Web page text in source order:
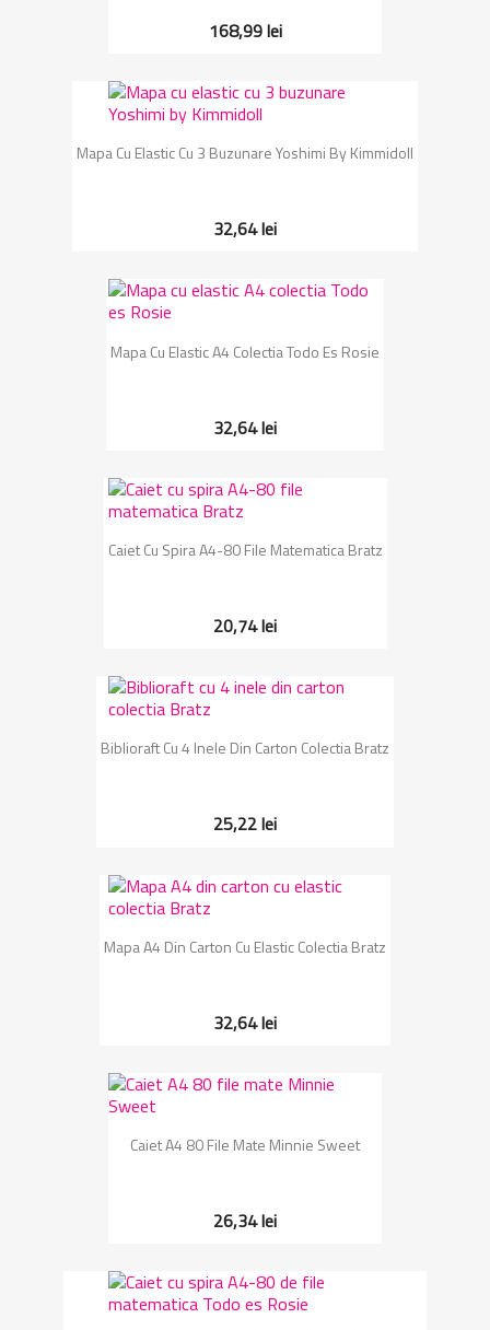
168,99 lei
Mapa Cu Elastic Cu 3 Buzunare Yoshimi By Kimmidoll
32,64 lei
Mapa Cu Elastic A4 Colectia Todo Es Rosie
32,64 lei
Caiet Cu Spira A4-80 File Matematica Bratz
20,74 lei
Biblioraft Cu 4 Inele Din Carton Colectia Bratz
25,22 lei
Mapa A4 Din Carton Cu Elastic Colectia Bratz
32,64 lei
Caiet A4 80 File Mate Minnie Sweet
26,34 lei